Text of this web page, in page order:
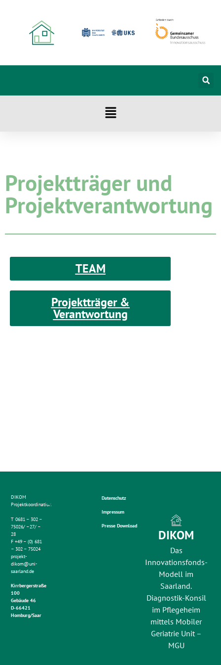
Projektträger und
Projektverantwortung
TEAM
Projektträger &
Verantwortung
DIKOM
Das
Innovationsfonds-
Modell im
Saarland.
Diagnostik-Konsil
im Pflegeheim
mittels Mobiler
Geriatrie Unit –
MGU
DIKOM
Projektkoordination
T 0681 – 302 –
75026/ –27/ –
28
F +49 – (0) 681
– 302 – 75024
projekt-
dikom@uni-
saarland.de
Kirrbergerstraße
100
Gebäude 46
D-66421
Homburg/Saar
Quick Links Datenschutz
Impressum
Presse Download